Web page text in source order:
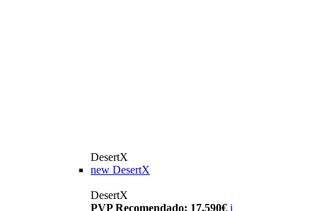
DesertX
new DesertX
DesertX
PVP Recomendado: 17.590€ i